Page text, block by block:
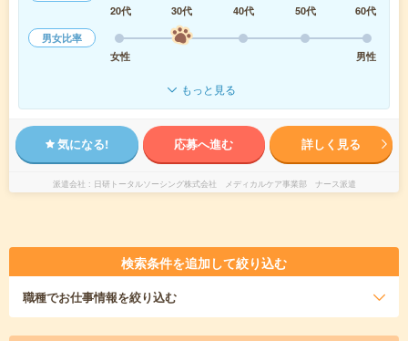
20代
30代 40代 50代
60代
男女比率
女性
男性
もっと見る
気になる! 応募へ進む 詳しく見る
派遣会社 日研トータルソーシング株式会社 メディカルケア事業部 ナース派遣
検索条件を追加して絞り込む
職種でお仕事情報を絞り込む